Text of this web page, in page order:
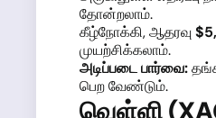
தோன்றலாம்.
கீழ்நோக்கி, ஆதரவு
முயற்சிக்கலாம்.
அடிப்படை பார்வை:
பெற வேண்டும்.